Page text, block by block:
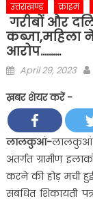
उत्तराखण्ड क्राइम
गरीबों और
कब्जा,महिला
आरोप……….
Posted
April 29, 2023
ख़बर शेयर करें -
लालकुआं-लालकुआं
अंतर्गत ग्रामीण
करने की होड़ मची
संबंधित शिकायती